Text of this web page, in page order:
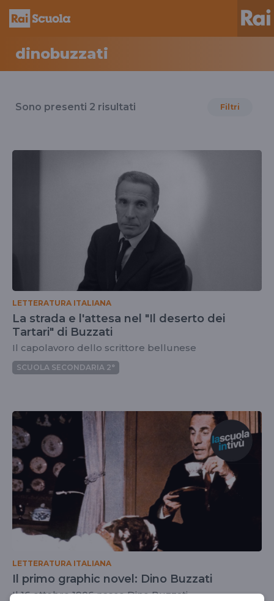
dinobuzzati
il
dinobuzzati
Sono presenti 2 risultati Filtri
LETTERATURA ITALIANA
La strada e l'attesa nel "Il deserto dei
Tartari" di Buzzati
Il capolavoro dello scrittore bellunese
SCUOLA SECONDARIA 2°
LETTERATURA ITALIANA
Il primo graphic novel: Dino Buzzati
Il 16 ottobre 1906 nasce Dino Buzzati